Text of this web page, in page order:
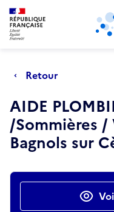
Aller au menu principal
Retour
AIDE
/Sommières
Bagnols sur
Actions
Retour au début de la
Panneau de gestion des